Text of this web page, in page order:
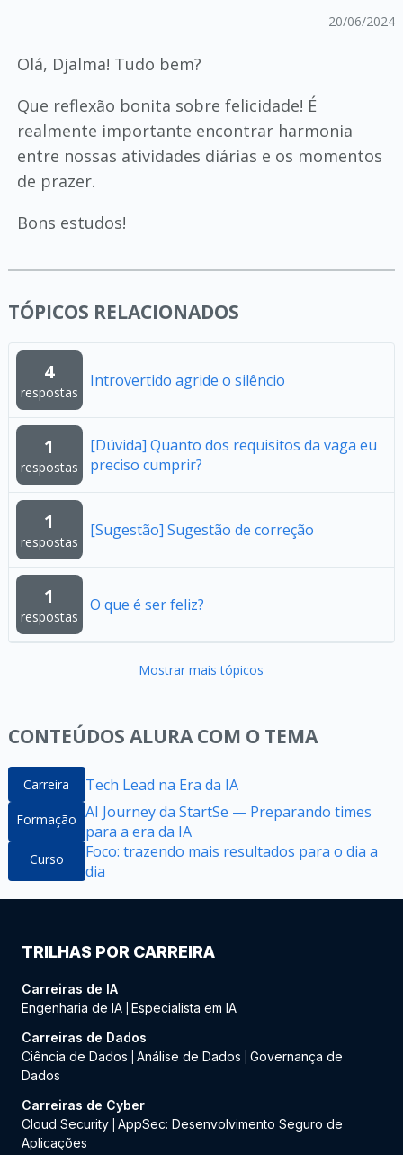
20/06/2024
Olá, Djalma! Tudo bem?
Que reflexão bonita sobre felicidade! É
realmente importante encontrar harmonia
entre nossas atividades diárias e os momentos
de prazer.
Bons estudos!
TÓPICOS RELACIONADOS
4
respostas
Introvertido agride o silêncio
1
respostas
[Dúvida] Quanto dos requisitos da vaga eu
preciso cumprir?
1
respostas
[Sugestão] Sugestão de correção
1
respostas
O que é ser feliz?
Mostrar mais tópicos
CONTEÚDOS ALURA COM O TEMA
Carreira Tech Lead na Era da IA
Formação AI Journey da StartSe — Preparando times
para a era da IA
Curso
Foco: trazendo mais resultados para o dia a
dia
TRILHAS POR CARREIRA
Carreiras de IA
Engenharia de IA Especialista em IA
Carreiras de Dados
Ciência de Dados
Análise de Dados
Governança de
Dados
Carreiras de Cyber
Cloud Security AppSec: Desenvolvimento Seguro de
Aplicações